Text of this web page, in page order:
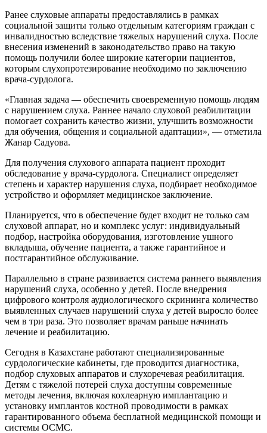
Ранее слуховые аппараты предоставлялись в рамках
социальной защиты только отдельным категориям граждан с
инвалидностью вследствие тяжелых нарушений слуха. После
внесения изменений в законодательство право на такую
помощь получили более широкие категории пациентов,
которым слухопротезирование необходимо по заключению
врача-сурдолога.
«Главная задача — обеспечить своевременную помощь людям
с нарушением слуха. Раннее начало слуховой реабилитации
помогает сохранить качество жизни, улучшить возможности
для обучения, общения и социальной адаптации», — отметила
Жанар Садуова.
Для получения слухового аппарата пациент проходит
обследование у врача-сурдолога. Специалист определяет
степень и характер нарушения слуха, подбирает необходимое
устройство и оформляет медицинское заключение.
Планируется, что в обеспечение будет входит не только сам
слуховой аппарат, но и комплекс услуг: индивидуальный
подбор, настройка оборудования, изготовление ушного
вкладыша, обучение пациента, а также гарантийное и
постгарантийное обслуживание.
Параллельно в стране развивается система раннего выявления
нарушений слуха, особенно у детей. После внедрения
цифрового контроля аудиологического скрининга количество
выявленных случаев нарушений слуха у детей выросло более
чем в три раза. Это позволяет врачам раньше начинать
лечение и реабилитацию.
Сегодня в Казахстане работают специализированные
сурдологические кабинеты, где проводится диагностика,
подбор слуховых аппаратов и слухоречевая реабилитация.
Детям с тяжелой потерей слуха доступны современные
методы лечения, включая кохлеарную имплантацию и
установку имплантов костной проводимости в рамках
гарантированного объема бесплатной медицинской помощи и
системы ОСМС.